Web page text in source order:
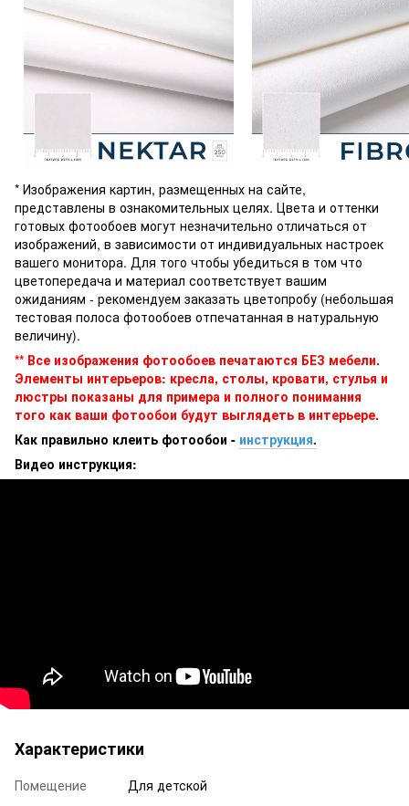
* Изображения картин, размещенных на сайте,
представлены в ознакомительных целях. Цвета и оттенки
готовых фотообоев могут незначительно отличаться от
изображений, в зависимости от индивидуальных настроек
вашего монитора. Для того чтобы убедиться в том что
цветопередача и материал соответствует вашим
ожиданиям - рекомендуем заказать цветопробу (небольшая
тестовая полоса фотообоев отпечатанная в натуральную
величину).
** Все изображения фотообоев печатаются БЕЗ мебели.
Элементы интерьеров: кресла, столы, кровати, стулья и
люстры показаны для примера и полного понимания
того как ваши фотообои будут выглядеть в интерьере.
Как правильно клеить фотообои - инструкция.
Видео инструкция:
Характеристики
Помещение Для детской